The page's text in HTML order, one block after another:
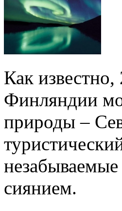
Как
Финляндии
природы –
сиянием.